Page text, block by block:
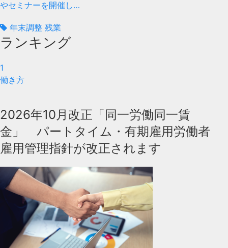
やセミナーを開催し…
年末調整 残業
ランキング
1
働き方
2026年10月改正「同一労働同一賃
金」 パートタイム・有期雇用労働者
雇用管理指針が改正されます